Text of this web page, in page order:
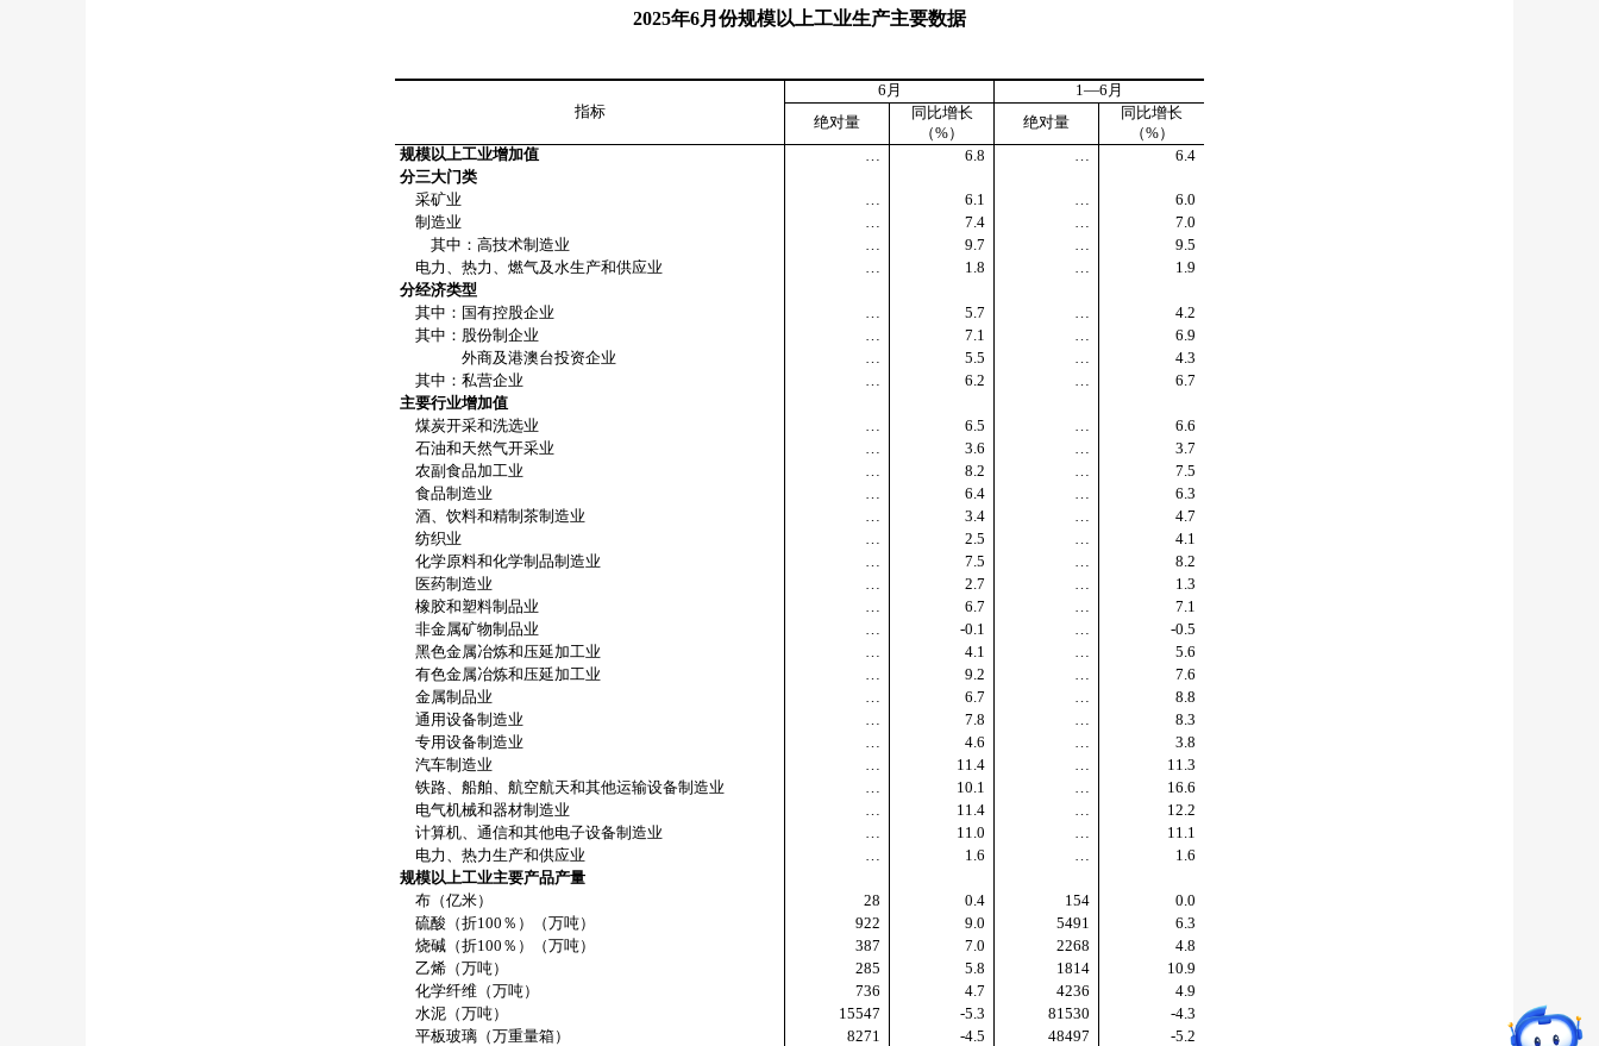
2025年6月份规模以上工业生产主要数据
指标
6 月 1—6 月
绝对量
同比增长
（%）
绝对量
同比增长
（%）
规模以上工业增加值
… 6.8 …
6.4
分三大门类
采矿业
… 6.1 …
6.0
制造业
… 7.4 …
7.0
其中：高技术制造业
… 9.7 …
9.5
电力、热力、燃气及水生产和供应业
… 1.8 …
1.9
分经济类型
其中：国有控股企业
… 5.7 …
4.2
其中：股份制企业
… 7.1 …
6.9
外商及港澳台投资企业
… 5.5 …
4.3
其中：私营企业
… 6.2 …
6.7
主要行业增加值
煤炭开采和洗选业
… 6.5 …
6.6
石油和天然气开采业
… 3.6 …
3.7
农副食品加工业
… 8.2 …
7.5
食品制造业
… 6.4 …
6.3
酒、饮料和精制茶制造业
… 3.4 …
4.7
纺织业
… 2.5 …
4.1
化学原料和化学制品制造业
… 7.5 …
8.2
医药制造业
… 2.7 …
1.3
橡胶和塑料制品业
… 6.7 …
7.1
非金属矿物制品业
… -0.1 …
-0.5
黑色金属冶炼和压延加工业
… 4.1 …
5.6
有色金属冶炼和压延加工业
… 9.2 …
7.6
金属制品业
… 6.7 …
8.8
通用设备制造业
… 7.8 …
8.3
专用设备制造业
… 4.6 …
3.8
汽车制造业
… 11.4 …
11.3
铁路、船舶、航空航天和其他运输设备制造业
… 10.1 …
16.6
电气机械和器材制造业
… 11.4 …
12.2
计算机、通信和其他电子设备制造业
… 11.0 …
11.1
电力、热力生产和供应业
… 1.6 …
1.6
规模以上工业主要产品产量
布（亿米）
28 0.4 154
0.0
硫酸（折100 ％）（万吨） 922 9.0 5491
6.3
烧碱（折100 ％）（万吨） 387 7.0 2268
4.8
乙烯（万吨）
285 5.8 1814
10.9
化学纤维（万吨）
736 4.7 4236
4.9
水泥（万吨）
15547 -5.3 81530
-4.3
平板玻璃（万重量箱）
8271 -4.5 48497
-5.2